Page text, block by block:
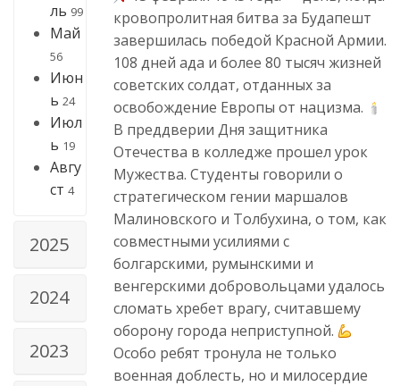
ль 99
Май
56
Июн
ь 24
Июл
ь 19
Авгу
ст 4
2025
2024
2023
кровопролитная битва за Будапешт
завершилась победой Красной Армии.
108 дней ада и более 80 тысяч жизней
советских солдат, отданных за
освобождение Европы от нацизма.
В преддверии Дня защитника
Отечества в колледже прошел урок
Мужества. Студенты говорили о
стратегическом гении маршалов
Малиновского и Толбухина, о том, как
совместными усилиями с
болгарскими, румынскими и
венгерскими добровольцами удалось
сломать хребет врагу, считавшему
оборону города неприступной.
Особо ребят тронула не только
военная доблесть, но и милосердие